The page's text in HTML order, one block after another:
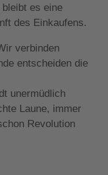
es eine
des Einkaufens.
verbinden
entscheiden die
unermüdlich
Laune, immer
Revolution